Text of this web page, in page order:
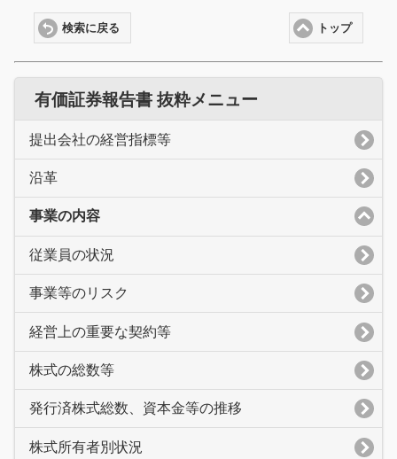
トップ
検索に戻る
有価証券報告書 抜粋メニュー
提出会社の経営指標等
沿革
事業の内容
従業員の状況
事業等のリスク
経営上の重要な契約等
株式の総数等
発行済株式総数、資本金等の推移
株式所有者別状況